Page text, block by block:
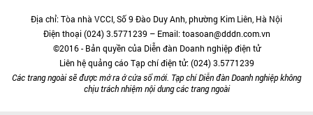
Địa chỉ: Tòa nhà VCCI, Số 9 Đào Duy Anh, phường Kim Liên, Hà Nội
Điện thoại (024) 3.5771239 – Email: toasoan@dddn.com.vn
©2016 - Bản quyền của Diễn đàn Doanh nghiệp điện tử
Liên hệ quảng cáo Tạp chí điện tử: (024) 3.5771239
Các trang ngoài sẽ được mở ra ở cửa sổ mới. Tạp chí Diễn đàn Doanh nghiệp không
chịu trách nhiệm nội dung các trang ngoài